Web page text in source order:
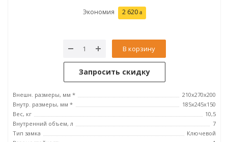
Экономия 2 620
В корзину
Запросить скидку
Внешн. размеры, мм *
210x270x200
Внутр. размеры, мм *
185х245х150
Вес, кг
10,5
Внутренний объем, л
7
Тип замка
Ключевой